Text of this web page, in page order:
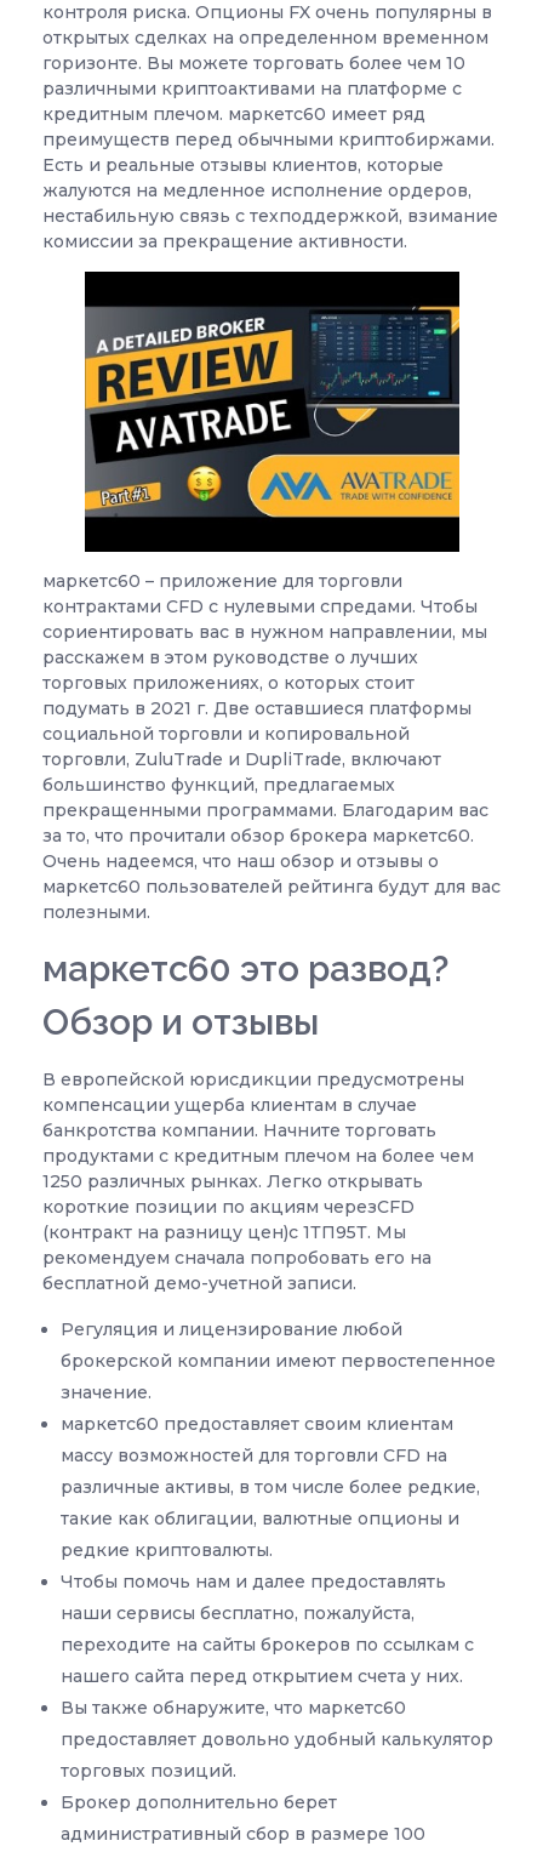
контроля риска. Опционы FX очень популярны в
открытых сделках на определенном временном
горизонте. Вы можете торговать более чем 10
различными криптоактивами на платформе с
кредитным плечом. маркетс60 имеет ряд
преимуществ перед обычными криптобиржами.
Есть и реальные отзывы клиентов, которые
жалуются на медленное исполнение ордеров,
нестабильную связь с техподдержкой, взимание
комиссии за прекращение активности.
маркетс60 – приложение для торговли
контрактами CFD с нулевыми спредами. Чтобы
сориентировать вас в нужном направлении, мы
расскажем в этом руководстве о лучших
торговых приложениях, о которых стоит
подумать в 2021 г. Две оставшиеся платформы
социальной торговли и копировальной
торговли, ZuluTrade и DupliTrade, включают
большинство функций, предлагаемых
прекращенными программами. Благодарим вас
за то, что прочитали обзор брокера маркетс60.
Очень надеемся, что наш обзор и отзывы о
маркетс60 пользователей рейтинга будут для вас
полезными.
маркетс60 это развод?
Обзор и отзывы
В европейской юрисдикции предусмотрены
компенсации ущерба клиентам в случае
банкротства компании. Начните торговать
продуктами с кредитным плечом на более чем
1250 различных рынках. Легко открывать
короткие позиции по акциям черезCFD
(контракт на разницу цен)с 1ТП95Т. Мы
рекомендуем сначала попробовать его на
бесплатной демо-учетной записи.
Регуляция и лицензирование любой
брокерской компании имеют первостепенное
значение.
маркетс60 предоставляет своим клиентам
массу возможностей для торговли CFD на
различные активы, в том числе более редкие,
такие как облигации, валютные опционы и
редкие криптовалюты.
Чтобы помочь нам и далее предоставлять
наши сервисы бесплатно, пожалуйста,
переходите на сайты брокеров по ссылкам с
нашего сайта перед открытием счета у них.
Вы также обнаружите, что маркетс60
предоставляет довольно удобный калькулятор
торговых позиций.
Брокер дополнительно берет
административный сбор в размере 100